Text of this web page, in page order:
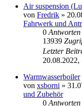
Air suspension
von Fredrik »
Fahrwerk und
0 Antworten
13939
Letzter
20.08.2022,
Warmwasserboiler
von xsborni »
und Zubehör
0 Antworten